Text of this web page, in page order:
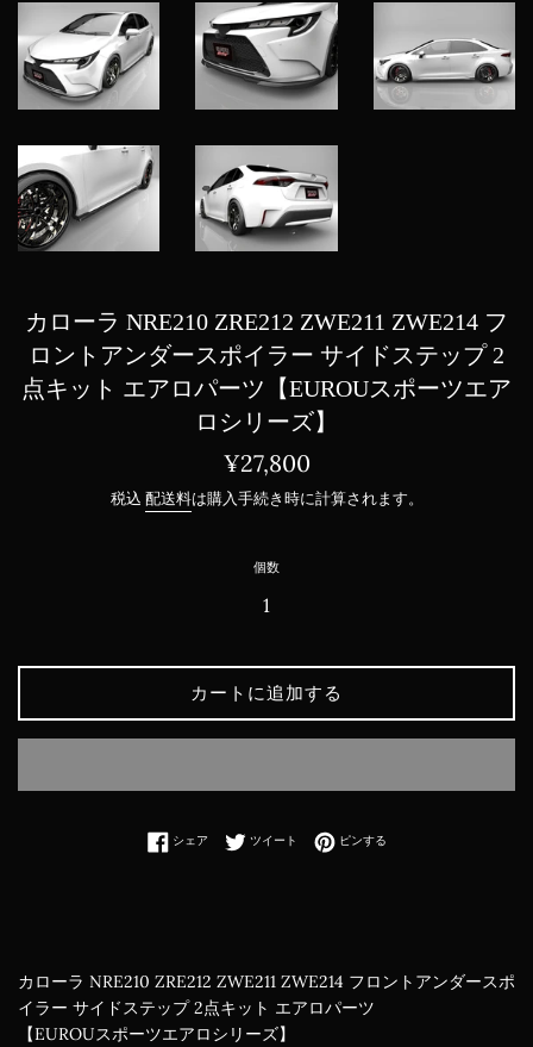
カローラ NRE210 ZRE212 ZWE211 ZWE214 フ
ロントアンダースポイラー サイドステップ 2
点キット エアロパーツ【EUROUスポーツエア
ロシリーズ】
通
価
¥27,800
税込 配送料は購入手続き時に計算されます。
個数
カートに追加する
シェアFacebookでシェアする
ツイート Twitterに投稿する
ピンするPinterestでピンする
カローラ NRE210 ZRE212 ZWE211 ZWE214 フロントアンダースポ
イラー サイドステップ 2点キット エアロパーツ
【EUROUスポーツエアロシリーズ】